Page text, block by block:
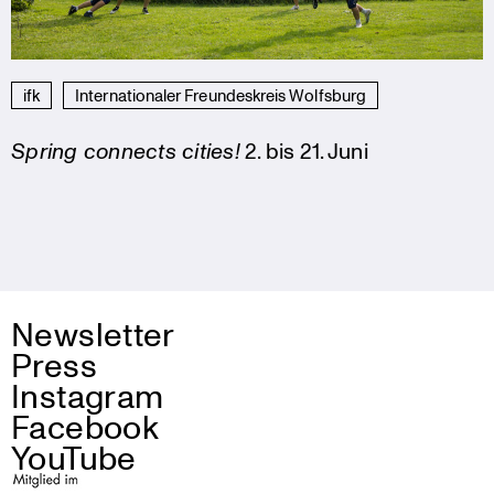
ifk Internationaler Freundeskreis Wolfsburg
Spring connects cities!2. bis 21. Juni
Newsletter
Press
Instagram
Facebook
YouTube